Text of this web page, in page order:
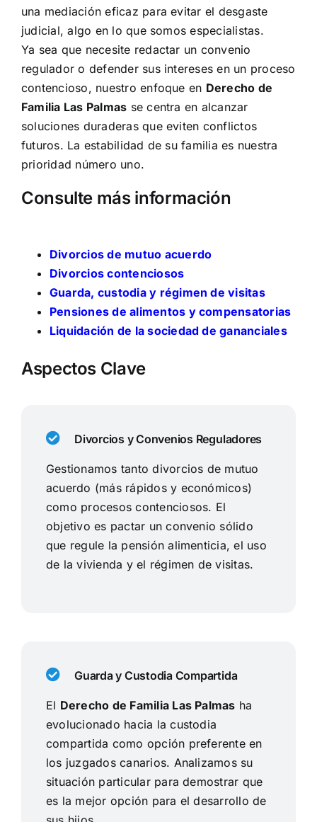
una mediación eficaz para evitar el desgaste
judicial, algo en lo que somos especialistas.
Ya sea que necesite redactar un convenio
regulador o defender sus intereses en un proceso
contencioso, nuestro enfoque en Derecho de
Familia Las Palmas se centra en alcanzar
soluciones duraderas que eviten conflictos
futuros. La estabilidad de su familia es nuestra
prioridad número uno.
Consulte más información
Divorcios de mutuo acuerdo
Divorcios contenciosos
Guarda, custodia y régimen de visitas
Pensiones de alimentos y compensatorias
Liquidación de la sociedad de gananciales
Aspectos Clave
Divorcios y Convenios Reguladores
Gestionamos tanto divorcios de mutuo
acuerdo (más rápidos y económicos)
como procesos contenciosos. El
objetivo es pactar un convenio sólido
que regule la pensión alimenticia, el uso
de la vivienda y el régimen de visitas.
Guarda y Custodia Compartida
El Derecho de Familia Las Palmas ha
evolucionado hacia la custodia
compartida como opción preferente en
los juzgados canarios. Analizamos su
situación particular para demostrar que
es la mejor opción para el desarrollo de